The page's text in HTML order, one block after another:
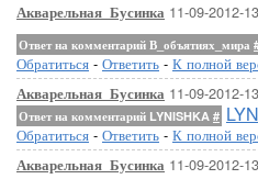
Акварельная_Бусинка 11-09-2012-
Ответ на комментарий В_объятиях_мира
Обратиться - Ответить - К полной
Акварельная_Бусинка 11-09-2012-
Ответ на комментарий LYNISHKA #
Обратиться - Ответить - К полной
Акварельная_Бусинка 11-09-2012-